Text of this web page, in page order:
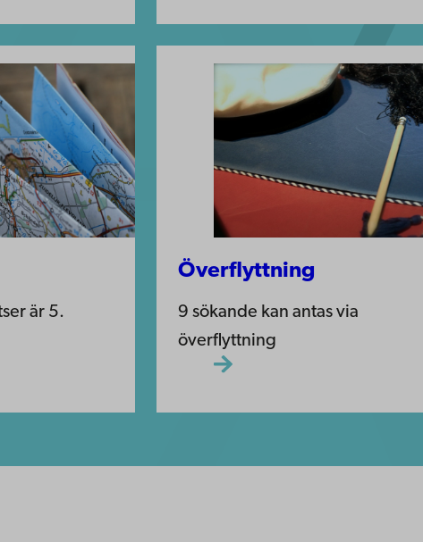
är 5.
Överflyttning
9 sökande kan antas via
överflyttning